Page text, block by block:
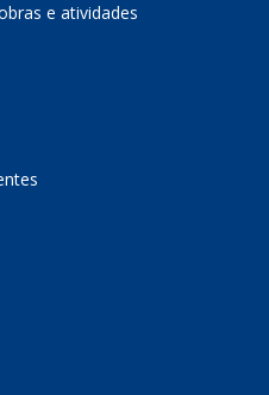
e atividades